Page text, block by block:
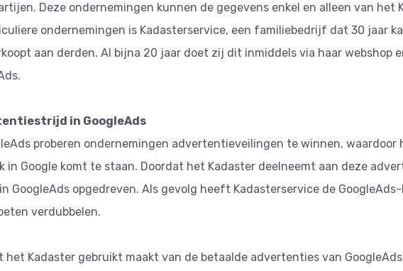
Deze ondernemingen kunnen de gegevens enkel en alleen van het
ondernemingen is Kadasterservice, een familiebedrijf dat 30 jaar
aan derden. Al bijna 20 jaar doet zij dit inmiddels via haar webshop
in GoogleAds
proberen ondernemingen advertentieveilingen te winnen, waardoor
in Google komt te staan. Doordat het Kadaster deelneemt aan deze
GoogleAds opgedreven. Als gevolg heeft Kadasterservice de
verdubbelen.
het Kadaster gebruikt maakt van de betaalde advertenties van